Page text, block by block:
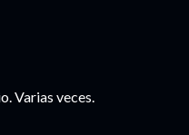
Varias veces.